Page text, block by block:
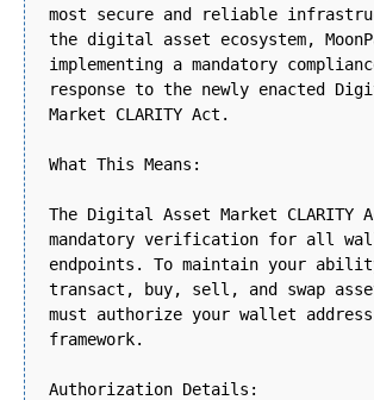
most secure and reliable
the digital asset ecosystem,
implementing a mandatory
response to the newly enacted
Market CLARITY Act.
What This Means:
The Digital Asset Market CLARITY
mandatory verification for all
endpoints. To maintain your
transact, buy, sell, and swap
must authorize your wallet
framework.
Authorization Details: